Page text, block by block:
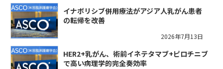
イナボリシブ併用療法がアジア人乳がん患者
の転帰を改善
2026年7月13日
HER2+乳がん、術前イネテタマブ+ピロチニブ
で高い病理学的完全奏効率